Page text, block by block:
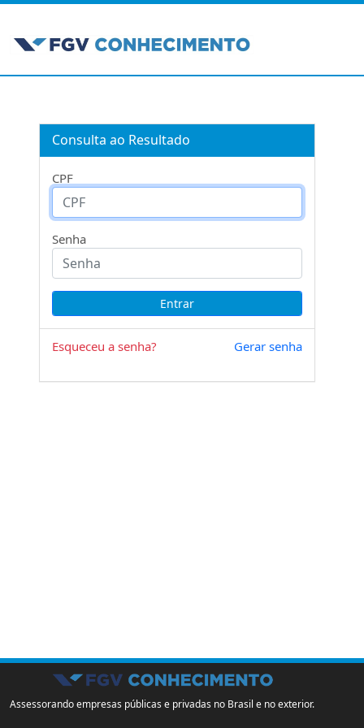
Consulta ao Resultado
CPF
Senha
Esqueceu a senha? Gerar senha
Assessorando empresas públicas e privadas no Brasil e no exterior.